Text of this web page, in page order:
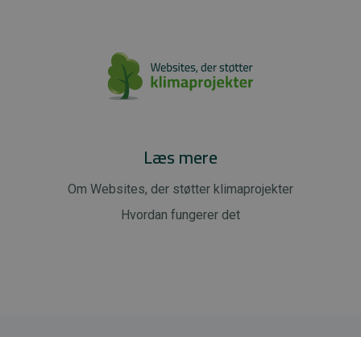
Læs mere
Om Websites, der støtter klimaprojekter
Hvordan fungerer det